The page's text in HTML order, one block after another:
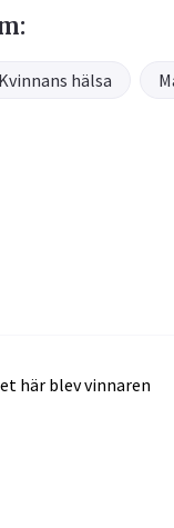
Kvinnans hälsa